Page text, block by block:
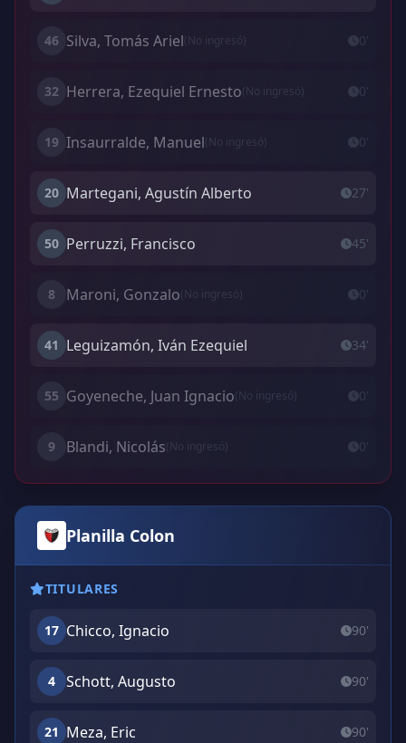
46 Silva, Tomás Ariel(No ingresó) 0'
32 Herrera, Ezequiel Ernesto(No ingresó) 0'
19 Insaurralde, Manuel(No ingresó) 0'
20 Martegani, Agustín Alberto 27'
50 Perruzzi, Francisco 45'
8 Maroni, Gonzalo(No ingresó) 0'
41 Leguizamón, Iván Ezequiel 34'
55 Goyeneche, Juan Ignacio(No ingresó) 0'
9 Blandi, Nicolás(No ingresó) 0'
Planilla Colon
TITULARES
17 Chicco, Ignacio 90'
4 Schott, Augusto 90'
21 Meza, Eric 90'